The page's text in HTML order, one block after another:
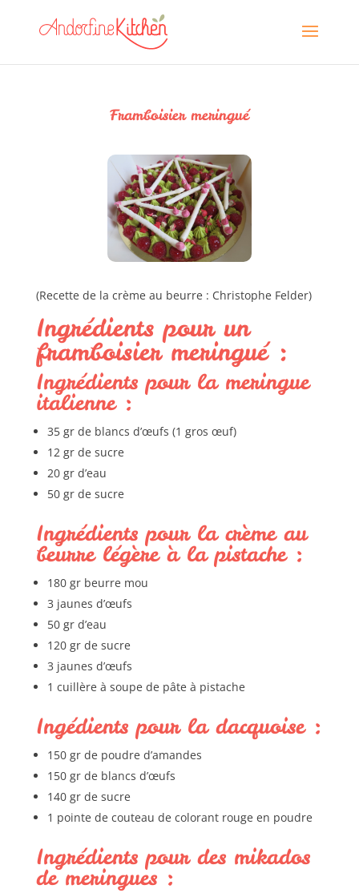
Framboisier meringué
(Recette de la crème au beurre : Christophe Felder)
Ingrédients pour un
framboisier meringué :
Ingrédients pour la meringue
italienne :
35 gr de blancs d’œufs (1 gros œuf)
12 gr de sucre
20 gr d’eau
50 gr de sucre
Ingrédients pour la crème au
beurre légère à la pistache :
180 gr beurre mou
3 jaunes d’œufs
50 gr d’eau
120 gr de sucre
3 jaunes d’œufs
1 cuillère à soupe de pâte à pistache
Ingédients pour la dacquoise :
150 gr de poudre d’amandes
150 gr de blancs d’œufs
140 gr de sucre
1 pointe de couteau de colorant rouge en poudre
Ingrédients pour des mikados
de meringues :